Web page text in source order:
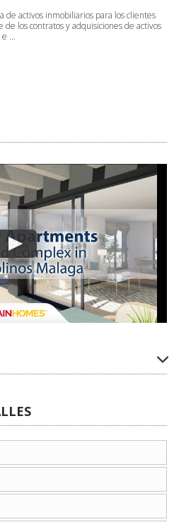
de activos inmobiliarios para los clientes
los contratos y adquisiciones de activos
...